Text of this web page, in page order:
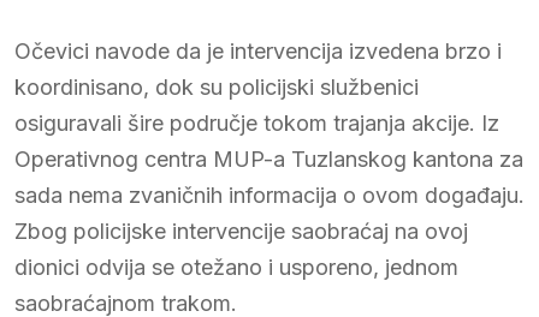
Očevici navode da je intervencija izvedena brzo i
koordinisano, dok su policijski službenici
osiguravali šire područje tokom trajanja akcije. Iz
Operativnog centra MUP-a Tuzlanskog kantona za
sada nema zvaničnih informacija o ovom događaju.
Zbog policijske intervencije saobraćaj na ovoj
dionici odvija se otežano i usporeno, jednom
saobraćajnom trakom.